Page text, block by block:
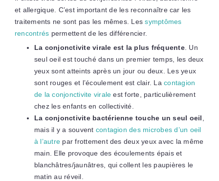
et allergique. C’est important de les reconnaître car les
traitements ne sont pas les mêmes. Lessymptômes
rencontrés permettent de les différencier.
La conjonctivite virale est la plus fréquente. Un
seul oeil est touché dans un premier temps, les deux
yeux sont atteints après un jour ou deux. Les yeux
sont rouges et l’écoulement est clair. Lacontagion
de la conjonctivite virale est forte, particulièrement
chez les enfants en collectivité.
La conjonctivite bactérienne touche un seul oeil
mais il y a souvent contagion des microbes d’un oeil
à l’autre par frottement des deux yeux avec la même
main. Elle provoque des écoulements épais et
blanchâtres/jaunâtres, qui collent les paupières le
matin au réveil.